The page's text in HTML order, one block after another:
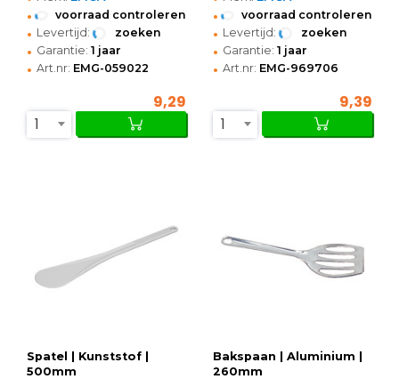
• voorraad controleren
• Levertijd: zoeken
• Garantie: 1 jaar
• Art.nr: EMG-059022
9,29
1
• voorraad controleren
• Levertijd: zoeken
• Garantie: 1 jaar
• Art.nr: EMG-969706
9,39
1
Spatel | Kunststof |
500mm
Bakspaan | Aluminium |
260mm